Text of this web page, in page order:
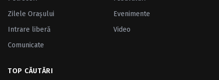
Zilele Oraşului
Evenimente
Intrare liberă
Video
Comunicate
TOP CĂUTĂRI